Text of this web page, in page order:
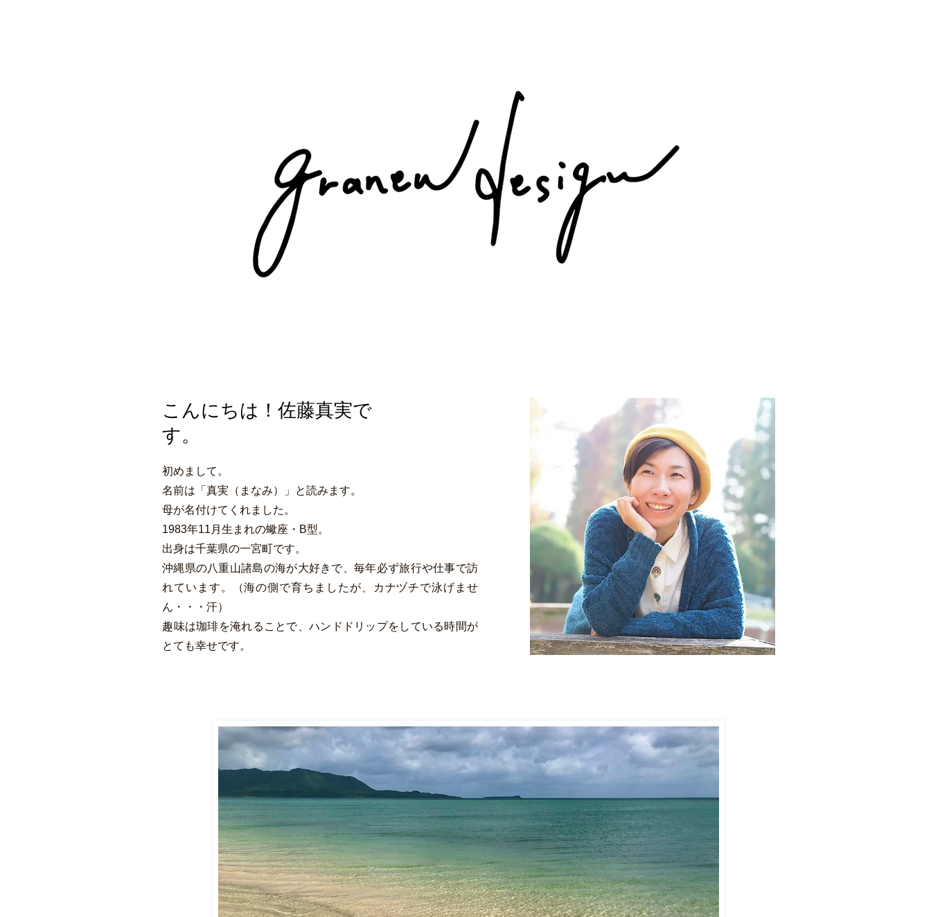
こんにちは！佐藤真実で
す。
初めまして。
名前は「真実（まなみ）」
と読みます。
母が名付けてくれました。
1983年11月生まれの蠍座・B型。
出身は千葉県の一宮町です。
沖縄県の八重山諸島の海が大好きで、毎年必ず旅行や仕事で訪
れています。（海の側で育ちましたが、カナヅチで泳げませ
ん・・・汗）
​趣味は珈琲を淹れることで、ハンドドリップをしている時間が
とても幸せです。